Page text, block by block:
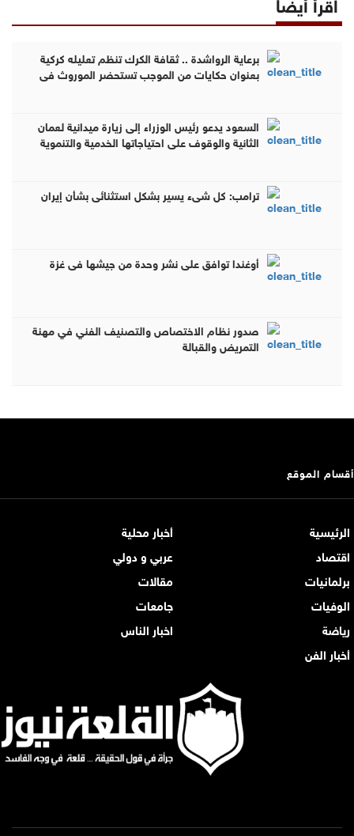
برعاية الرواشدة .. ثقافة الكرك تنظم تعليله كركية
بعنوان حكايات من الموجب تستحضر الموروث في
السعود يدعو رئيس الوزراء إلى زيارة ميدانية لعمان
الثانية والوقوف على احتياجاتها الخدمية والتنموية
ترامب: كل شيء يسير بشكل استثنائي بشأن إيران
أوغندا توافق على نشر وحدة من جيشها في غزة
صدور نظام الاختصاص والتصنيف الفني في مهنة
التمريض والقبالة
أقسام الموقع
الرئيسية
أخبار محلية
اقتصاد
عربي و دولي
برلمانيات
مقالات
الوفيات
جامعات
رياضة
اخبار الناس
أخبار الفن